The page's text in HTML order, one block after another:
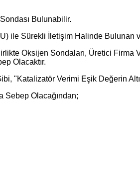
Bulunabilir.
Sürekli İletişim Halinde Bulunan
Oksijen Sondaları, Üretici
Olacaktır.
"Katalizatör Verimi Eşik Değerin
Sebep Olacağından;